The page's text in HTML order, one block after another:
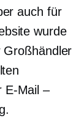
auch für
wurde
Großhändler
E-Mail –